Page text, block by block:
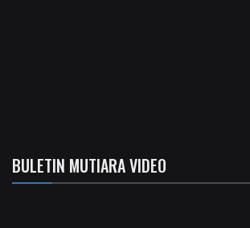
BULETIN MUTIARA VIDEO